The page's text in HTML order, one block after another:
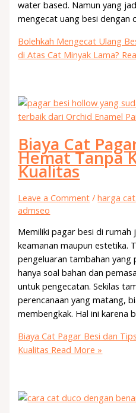
water based. Namun yang
mengecat uang besi
Bolehkah Mengecat Ulang
di Atas Cat Minyak Lama?
Biaya Cat
Hemat Tanpa
Kualitas
Leave a Comment /harga cat
admseo
Memiliki pagar besi di
keamanan maupun estetika.
pengeluaran tambahan yang
hanya soal bahan dan
untuk pengecatan. Sekilas
perencanaan yang matang,
membengkak. Hal ini karena
Biaya Cat Pagar Besi dan
Kualitas Read More »